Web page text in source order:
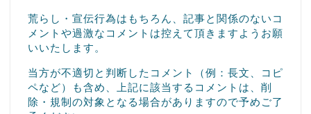
荒らし・宣伝行為はもちろん、記事と関係のないコ
メントや過激なコメントは控えて頂きますようお願
いいたします。
当方が不適切と判断したコメント（例：長文、コピ
ペなど）も含め、上記に該当するコメントは、削
除・規制の対象となる場合がありますので予めご了